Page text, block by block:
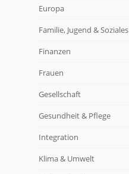
Europa
Familie, Jugend & Soziales
Finanzen
Frauen
Gesellschaft
Gesundheit & Pflege
Integration
Klima & Umwelt